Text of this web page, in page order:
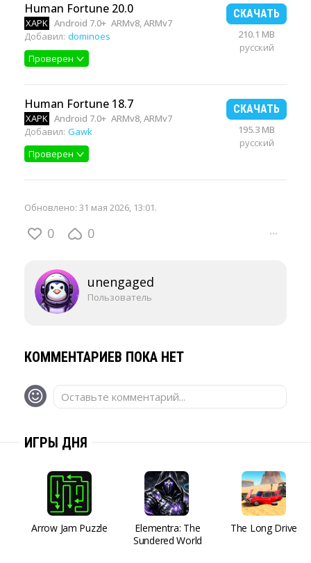
Human Fortune 20.0
XAPK Android 7.0+ ARMv8, ARMv7
Добавил: dominoes
Проверен
СКАЧАТЬ
210.1 MB
русский
Human Fortune 18.7
XAPK Android 7.0+ ARMv8, ARMv7
Добавил: Gawk
Проверен
СКАЧАТЬ
195.3 MB
русский
Обновлено: 31 мая 2026, 13:01.
0 0 ···
unengaged
Пользователь
КОММЕНТАРИЕВ ПОКА НЕТ
Оставьте комментарий...
ИГРЫ ДНЯ
Arrow Jam Puzzle
Elementra: The
Sundered World
The Long Drive